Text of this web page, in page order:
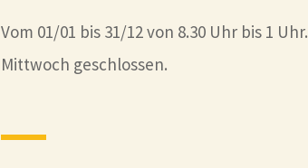
Vom 01/01 bis 31/12 von 8.30 Uhr bis 1 Uhr.
Mittwoch geschlossen.